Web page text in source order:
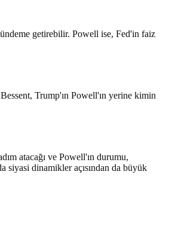
getirebilir. Powell ise, Fed'in faiz
Trump'ın Powell'ın yerine kimin
atacağı ve Powell'ın durumu,
siyasi dinamikler açısından da büyük